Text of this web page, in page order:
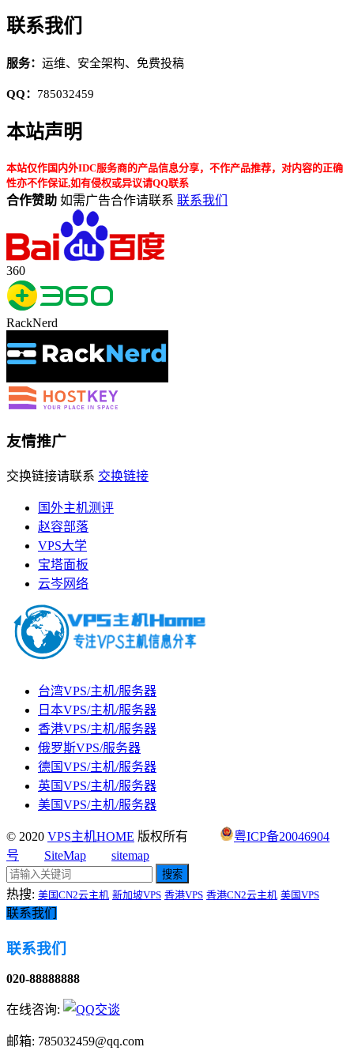
联系我们
服务： 运维、安全架构、免费投稿
QQ： 785032459
本站声明
本站仅作国内外IDC服务商的产品信息分享，不作产品推荐，对内容的正确
性亦不作保证,如有侵权或异议请QQ联系
合作赞助 如需广告合作请联系 联系我们
360
RackNerd
友情推广
交换链接请联系 交换链接
国外主机测评
赵容部落
VPS大学
宝塔面板
云岑网络
台湾VPS/主机/服务器
日本VPS/主机/服务器
香港VPS/主机/服务器
俄罗斯VPS/服务器
德国VPS/主机/服务器
英国VPS/主机/服务器
美国VPS/主机/服务器
© 2020 VPS主机HOME 版权所有
粤ICP备20046904
号
SiteMap sitemap
搜索
热搜: 美国CN2云主机 新加坡VPS 香港VPS 香港CN2云主机 美国VPS
联系我们
联系我们
020-88888888
在线咨询:
邮箱: 785032459@qq.com